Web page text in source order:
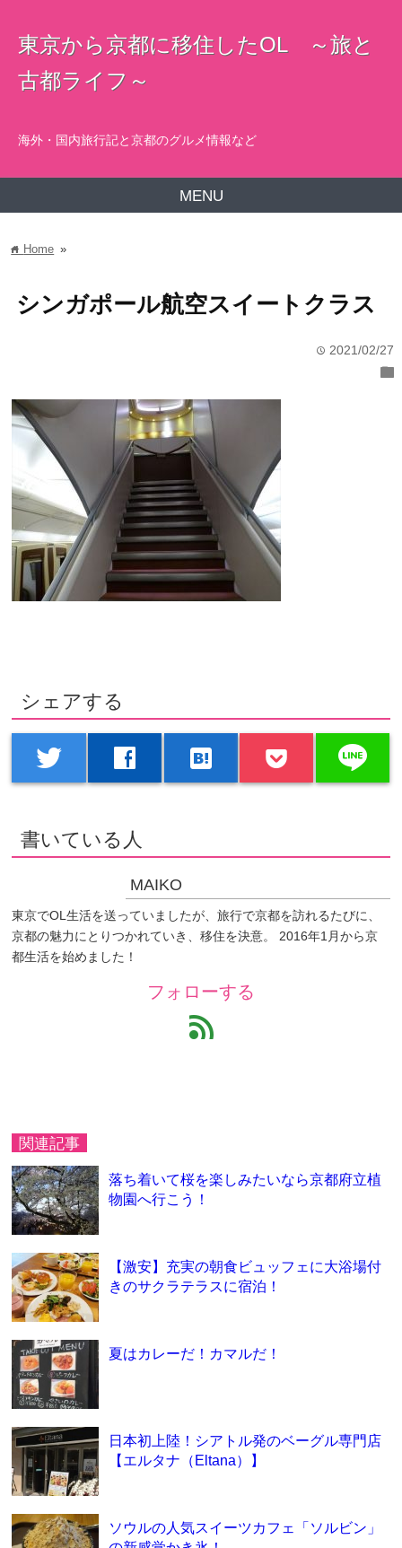
東京から京都に移住したOL ～旅と
古都ライフ～
海外・国内旅行記と京都のグルメ情報など
MENU
home Home »
シンガポール航空スイートクラス
time 2021/02/27
folder
シェアする
twitter facebook hatenabookmark line
書いている人
MAIKO
東京でOL生活を送っていましたが、旅行で京都を訪れるたびに、
京都の魅力にとりつかれていき、移住を決意。 2016年1月から京
都生活を始めました！
フォローする
feed
関連記事
落ち着いて桜を楽しみたいなら京都府立植
物園へ行こう！
【激安】充実の朝食ビュッフェに大浴場付
きのサクラテラスに宿泊！
夏はカレーだ！カマルだ！
日本初上陸！シアトル発のベーグル専門店
【エルタナ（Eltana）】
ソウルの人気スイーツカフェ「ソルビン」